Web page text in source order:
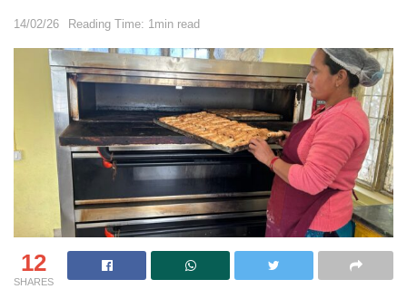
14/02/26 Reading Time: 1min read
12
SHARES